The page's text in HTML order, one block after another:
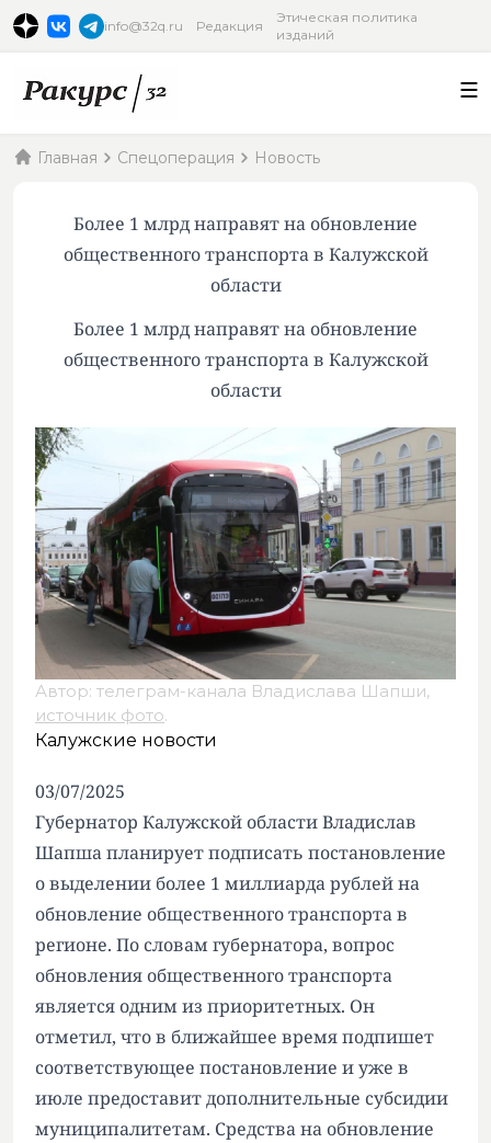
info@32q.ru Редакция
Этическая политика
изданий
Главная Спецоперация Новость
Более 1 млрд направят на обновление
общественного транспорта в Калужской
области
Более 1 млрд направят на обновление
общественного транспорта в Калужской
области
Автор: телеграм-канала Владислава Шапши,
источник фото.
Калужские новости
03/07/2025
Губернатор Калужской области Владислав
Шапша планирует подписать постановление
о выделении более 1 миллиарда рублей на
обновление общественного транспорта в
регионе. По словам губернатора, вопрос
обновления общественного транспорта
является одним из приоритетных. Он
отметил, что в ближайшее время подпишет
соответствующее постановление и уже в
июле предоставит дополнительные субсидии
муниципалитетам. Средства на обновление